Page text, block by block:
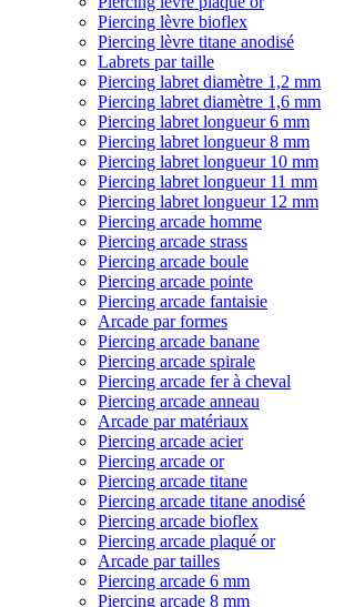
Piercing lèvre bioflex
Piercing lèvre titane anodisé
Labrets par taille
Piercing labret diamètre 1,2 mm
Piercing labret diamètre 1,6 mm
Piercing labret longueur 6 mm
Piercing labret longueur 8 mm
Piercing labret longueur 10 mm
Piercing labret longueur 11 mm
Piercing labret longueur 12 mm
Piercing arcade homme
Piercing arcade strass
Piercing arcade boule
Piercing arcade pointe
Piercing arcade fantaisie
Arcade par formes
Piercing arcade banane
Piercing arcade spirale
Piercing arcade fer à cheval
Piercing arcade anneau
Arcade par matériaux
Piercing arcade acier
Piercing arcade or
Piercing arcade titane
Piercing arcade titane anodisé
Piercing arcade bioflex
Piercing arcade plaqué or
Arcade par tailles
Piercing arcade 6 mm
Piercing arcade 8 mm